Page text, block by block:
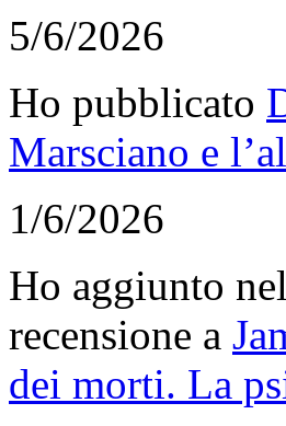
5/6/2026
Ho pubblicato
Marsciano e
1/6/2026
Ho aggiunto
recensione a
dei morti. La